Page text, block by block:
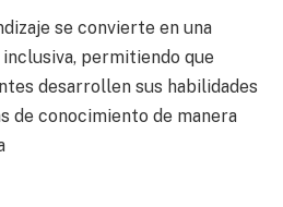
se convierte en una
permitiendo que
desarrollen sus habilidades
de conocimiento de manera